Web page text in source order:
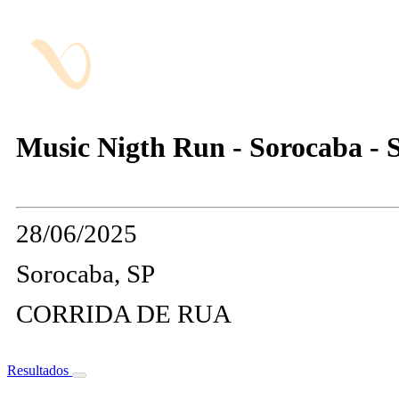
Music Nigth Run - Sorocaba -
28/06/2025
Sorocaba, SP
CORRIDA DE RUA
Resultados